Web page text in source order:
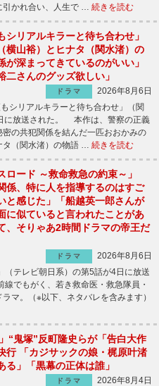
引かれ合い、人生で … 続きを読む
シリアルキラーと待ち合わせ」
横山裕）とヒナタ（関水渚）の
が深まってきているのがいい」
二さんのグッズ欲しい」
ドラマ
2026年8月6日
シリアルキラーと待ち合わせ」（関
に放送された。 本作は、警察の正義
の共犯関係を結んだ一匹おおかみの
（関水渚）の物語 … 続きを読む
ロード ～救命救急の約束～」
係、特に人を指導するのはすご
と感じた」「船越英一郎さんが
に似ていると言われたことがあ
、そりゃあ2時間ドラマの帝王だ
ドラマ
2026年8月6日
テレビ朝日系）の第5話が4日に放送
でもがく、若き救命医・救急隊員・
マ。（※以下、ネタバレを含みます）
」“鬼塚”反町隆史らが「告白大作
行 「カジサックの娘・梶原叶渚
る」「黒幕の正体は誰」
ドラマ
2026年8月4日